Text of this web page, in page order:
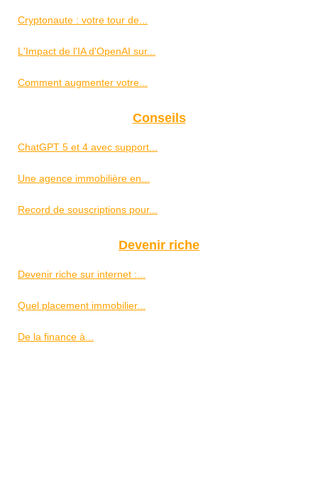
Cryptonaute : votre tour de...
L'Impact de l'IA d'OpenAI sur...
Comment augmenter votre...
Conseils
ChatGPT 5 et 4 avec support...
Une agence immobilière en...
Record de souscriptions pour...
Devenir riche
Devenir riche sur internet :...
Quel placement immobilier...
De la finance à...